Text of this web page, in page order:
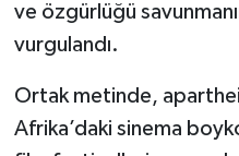
ve özgürlüğü
vurgulandı.
Ortak metinde,
Afrika’daki sinema